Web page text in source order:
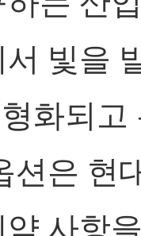
빛을
화되고
션은 현
사항